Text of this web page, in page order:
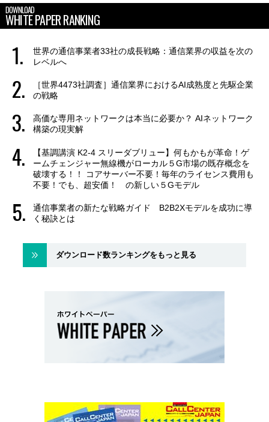
DOWNLOAD
WHITE PAPER RANKING
世界の通信事業者33社の成長戦略：通信業界の収益を次の
レベルへ
［世界4473社調査］通信業界におけるAI成熟度と先駆企業
の戦略
高価な専用ネットワークは本当に必要か？ AIネットワーク
構築の現実解
【基調講演 K2-4 スリーダブリュー】何もかもが革命！ゲ
ームチェンジャー無線機がローカル５G市場の既存概念を
破壊する！！ コアサーバー不要！毎年のライセンス費用も
不要！でも、超安価！ の新しい５Gモデル
通信事業者の新たな戦略ガイド B2B2Xモデルを成功に導
く秘訣とは
ダウンロード数ランキングをもっと見る